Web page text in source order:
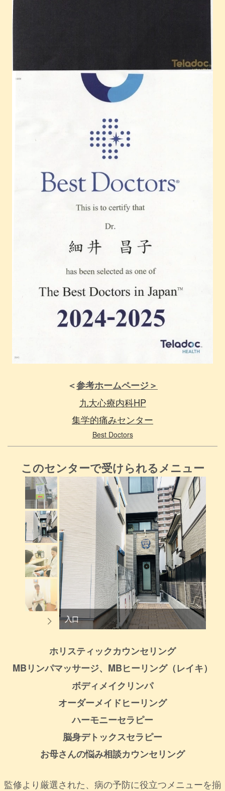
＜参考ホームページ＞
九大心療内科HP
集学的痛みセンター
Best Doctors
このセンターで受けられるメニュー
入口
ホリスティックカウンセリング
MBリンパマッサージ、MBヒーリング（レイキ）
ボディメイクリンパ
オーダーメイドヒーリング
ハーモニーセラピー
脳身デトックスセラピー
お母さんの悩み相談カウンセリング
監修より厳選された、病の予防に役立つメニューを揃